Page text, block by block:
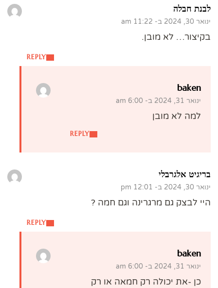
לבנת חבלה
ינואר 30, 2024 ב- 11:22 am
REPLY
בקיצור… לא מובן.
baken
ינואר 31, 2024 ב- 6:00 am
REPLY
למה לא מובן
בריגיט אלגרבלי
ינואר 30, 2024 ב- 12:01 pm
REPLY
היי לבצק גם מרגרינה וגם חמה ?
baken
ינואר 31, 2024 ב- 6:00 am
כן -את יכולה רק חמאה או רק